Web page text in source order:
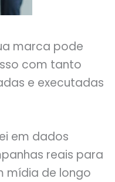
marca pode
com tanto
e executadas
em dados
reais para
mídia de longo